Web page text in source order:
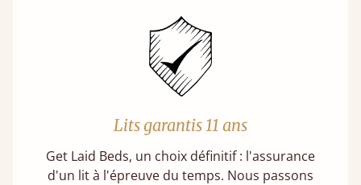
Lits garantis 11 ans
Get Laid Beds, un choix définitif : l'assurance
d'un lit à l'épreuve du temps. Nous passons